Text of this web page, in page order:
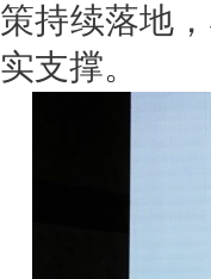
策持续落地
实支撑。